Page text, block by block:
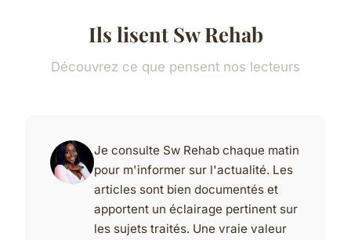
Ils lisent Sw Rehab
Découvrez ce que pensent nos lecteurs
Je consulte Sw Rehab chaque matin
pour m'informer sur l'actualité. Les
articles sont bien documentés et
apportent un éclairage pertinent sur
les sujets traités. Une vraie valeur